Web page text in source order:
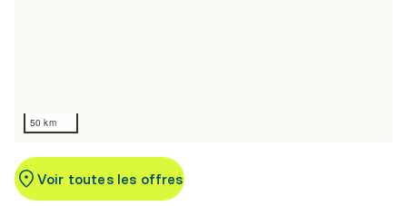
50 km
Voir toutes les offres